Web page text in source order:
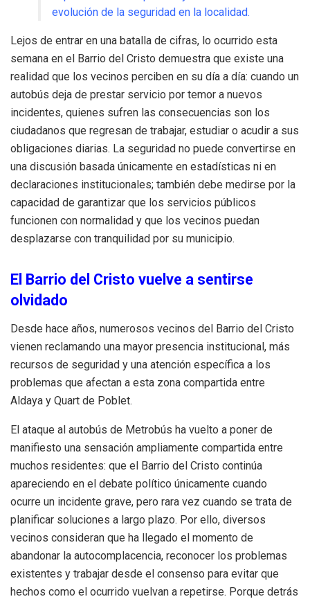
evolución de la seguridad en la localidad.
Lejos de entrar en una batalla de cifras, lo ocurrido esta
semana en el Barrio del Cristo demuestra que existe una
realidad que los vecinos perciben en su día a día: cuando un
autobús deja de prestar servicio por temor a nuevos
incidentes, quienes sufren las consecuencias son los
ciudadanos que regresan de trabajar, estudiar o acudir a sus
obligaciones diarias. La seguridad no puede convertirse en
una discusión basada únicamente en estadísticas ni en
declaraciones institucionales; también debe medirse por la
capacidad de garantizar que los servicios públicos
funcionen con normalidad y que los vecinos puedan
desplazarse con tranquilidad por su municipio.
El Barrio del Cristo vuelve a sentirse
olvidado
Desde hace años, numerosos vecinos del Barrio del Cristo
vienen reclamando una mayor presencia institucional, más
recursos de seguridad y una atención específica a los
problemas que afectan a esta zona compartida entre
Aldaya y Quart de Poblet.
El ataque al autobús de Metrobús ha vuelto a poner de
manifiesto una sensación ampliamente compartida entre
muchos residentes: que el Barrio del Cristo continúa
apareciendo en el debate político únicamente cuando
ocurre un incidente grave, pero rara vez cuando se trata de
planificar soluciones a largo plazo. Por ello, diversos
vecinos consideran que ha llegado el momento de
abandonar la autocomplacencia, reconocer los problemas
existentes y trabajar desde el consenso para evitar que
hechos como el ocurrido vuelvan a repetirse. Porque detrás